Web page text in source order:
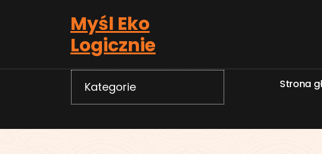
Myśl Eko
Logicznie
Kategorie Strona gł